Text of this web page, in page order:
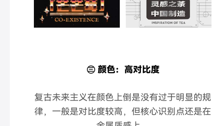
㊂ 颜色：高对比度
复古未来主义在颜色上倒是没有过于明显的规
律，一般是对比度较高，但核心识别点还是在